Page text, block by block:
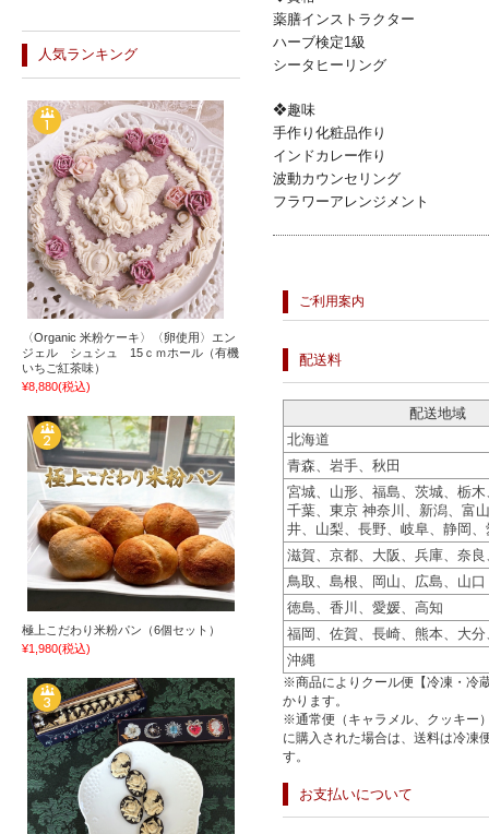
薬膳インストラクター
ハーブ検定1級
シータヒーリング
❖趣味
手作り化粧品作り
インドカレー作り
波動カウンセリング
フラワーアレンジメント
ご利用案内
配送料
配送地域
北海道
青森、岩手、秋田
宮城、山形、福島、茨城、栃
千葉、東京 神奈川、新潟、富
井、山梨、長野、岐阜、静岡
滋賀、京都、大阪、兵庫、奈
鳥取、島根、岡山、広島、山口
徳島、香川、愛媛、高知
福岡、佐賀、長崎、熊本、大
沖縄
※商品によりクール便【冷凍・冷
かります。
※通常便（キャラメル、クッキー
に購入された場合は、送料は冷凍
す。
お支払いについて
人気ランキング
〈Organic 米粉ケーキ〉〈卵使用〉エン
ジェル シュシュ 15ｃｍホール（有機
いちご紅茶味）
¥8,880(税込)
極上こだわり米粉パン（6個セット）
¥1,980(税込)